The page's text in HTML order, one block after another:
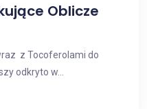
Oblicze
z Tocoferolami do
odkryto w...